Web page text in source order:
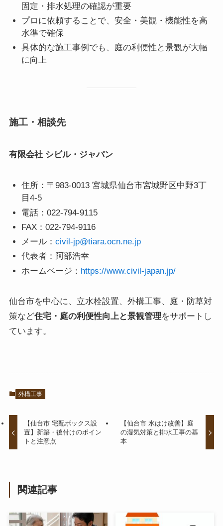
固定・排水処理の確認が重要
プロに依頼することで、安全・美観・機能性を高
水準で確保
具体的な施工事例でも、庭の利便性と景観が大幅
に向上
施工・相談先
有限会社 シビル・ジャパン
住所：〒983-0013 宮城県仙台市宮城野区中野3丁
目4-5
電話：022-794-9115
FAX：022-794-9116
メール：civil-jp@tiara.ocn.ne.jp
代表者：阿部浩幸
ホームページ： https://www.civil-japan.jp/
仙台市を中心に、立水栓設置、外構工事、庭・防草対
策など住宅・庭の利便性向上と景観管理をサポートし
ています。
外構工事
【仙台市 宅配ボックス設
置】新築・後付けのポイン
トと注意点
【仙台市 水はけ改善】庭
の湿気対策と排水工事の基
本
関連記事